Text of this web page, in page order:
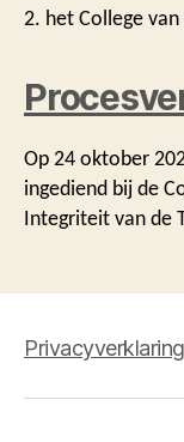
2. het College
Op 24 oktober
ingediend bij de
Integriteit van de
Privacyverklaring